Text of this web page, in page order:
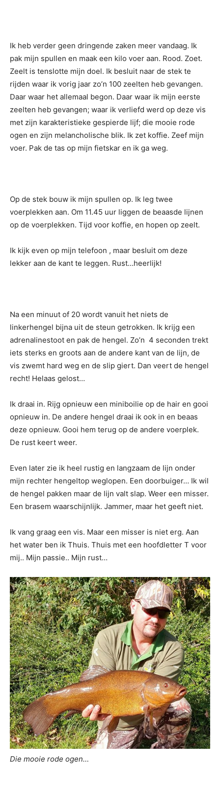
Ik heb verder geen dringende zaken meer vandaag. Ik
pak mijn spullen en maak een kilo voer aan. Rood. Zoet.
Zeelt is tenslotte mijn doel. Ik besluit naar de stek te
rijden waar ik vorig jaar zo’n 100 zeelten heb gevangen.
Daar waar het allemaal begon. Daar waar ik mijn eerste
zeelten heb gevangen; waar ik verliefd werd op deze vis
met zijn karakteristieke gespierde lijf; die mooie rode
ogen en zijn melancholische blik. Ik zet koffie. Zeef mijn
voer. Pak de tas op mijn fietskar en ik ga weg.
Op de stek bouw ik mijn spullen op. Ik leg twee
voerplekken aan. Om 11.45 uur liggen de beaasde lijnen
op de voerplekken. Tijd voor koffie, en hopen op zeelt.
Ik kijk even op mijn telefoon , maar besluit om deze
lekker aan de kant te leggen. Rust…heerlijk!
Na een minuut of 20 wordt vanuit het niets de
linkerhengel bijna uit de steun getrokken. Ik krijg een
adrenalinestoot en pak de hengel. Zo’n 4 seconden trekt
iets sterks en groots aan de andere kant van de lijn, de
vis zwemt hard weg en de slip giert. Dan veert de hengel
recht! Helaas gelost…
Ik draai in. Rijg opnieuw een miniboilie op de hair en gooi
opnieuw in. De andere hengel draai ik ook in en beaas
deze opnieuw. Gooi hem terug op de andere voerplek.
De rust keert weer.
Even later zie ik heel rustig en langzaam de lijn onder
mijn rechter hengeltop weglopen. Een doorbuiger… Ik wil
de hengel pakken maar de lijn valt slap. Weer een misser.
Een brasem waarschijnlijk. Jammer, maar het geeft niet.
Ik vang graag een vis. Maar een misser is niet erg. Aan
het water ben ik Thuis. Thuis met een hoofdletter T voor
mij.. Mijn passie.. Mijn rust…
Die mooie rode ogen…